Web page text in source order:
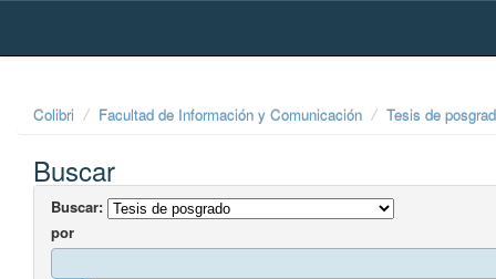
Skip
Colibri Facultad de Información y Comunicación Tesis de
Buscar
Buscar:
por